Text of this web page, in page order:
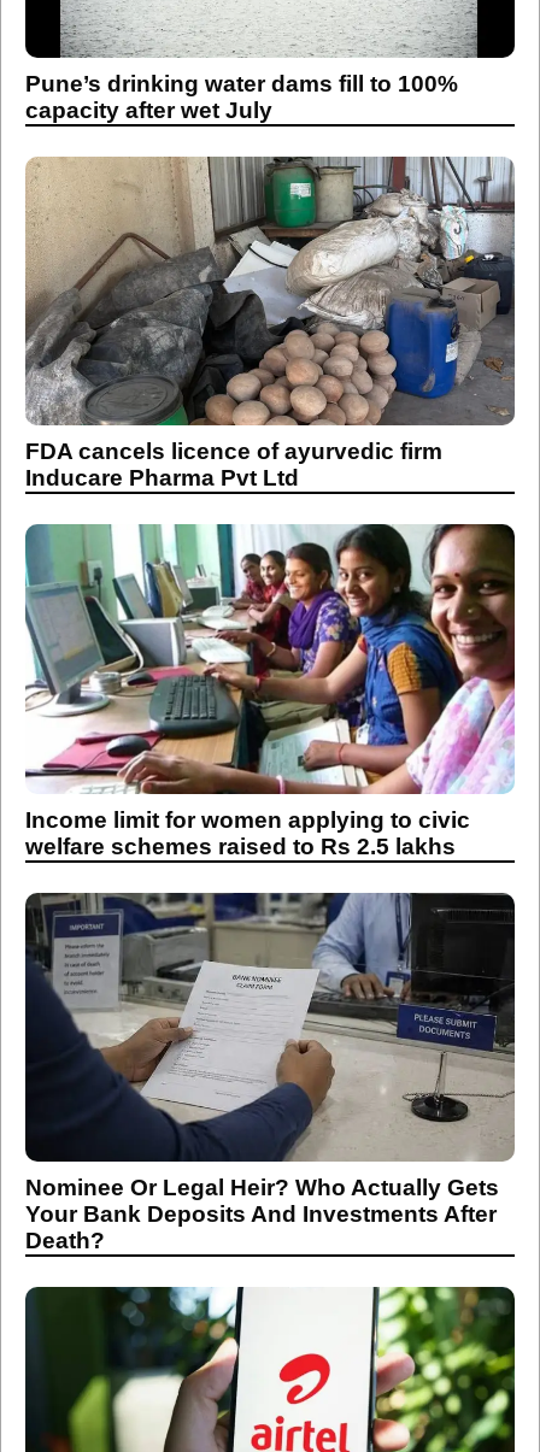
Pune’s drinking water dams fill to 100%
capacity after wet July
FDA cancels licence of ayurvedic firm
Inducare Pharma Pvt Ltd
Income limit for women applying to civic
welfare schemes raised to Rs 2.5 lakhs
Nominee Or Legal Heir? Who Actually Gets
Your Bank Deposits And Investments After
Death?